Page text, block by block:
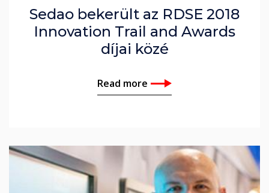
Sedao bekerült az RDSE 2018
Innovation Trail and Awards
díjai közé
Read more